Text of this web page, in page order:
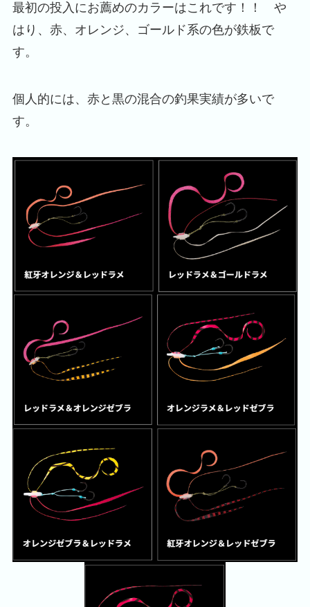
最初の投入にお薦めのカラーはこれです！！ や
はり、赤、オレンジ、ゴールド系の色が鉄板で
す。
個人的には、赤と黒の混合の釣果実績が多いで
す。